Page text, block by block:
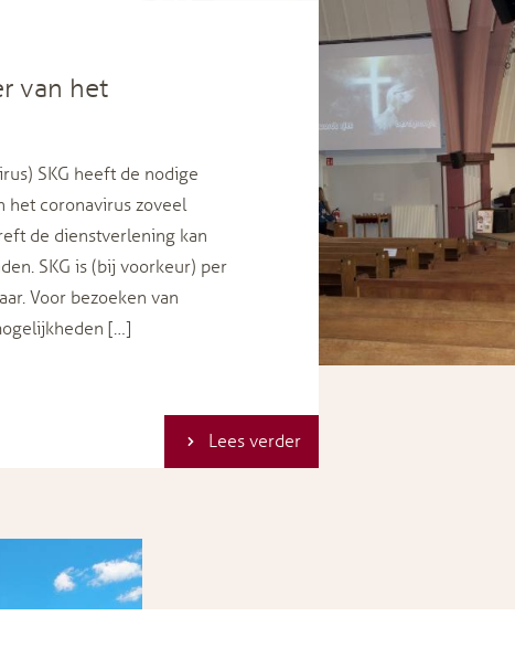
van het
SKG heeft de nodige
het coronavirus zoveel
de dienstverlening kan
SKG is (bij voorkeur) per
Voor bezoeken van
[…]
Lees verder